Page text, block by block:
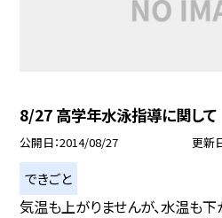
8/27 高学年水泳指導に関して
公開日 2014/08/27 更新
できごと
気温も上がりませんが、水温も下